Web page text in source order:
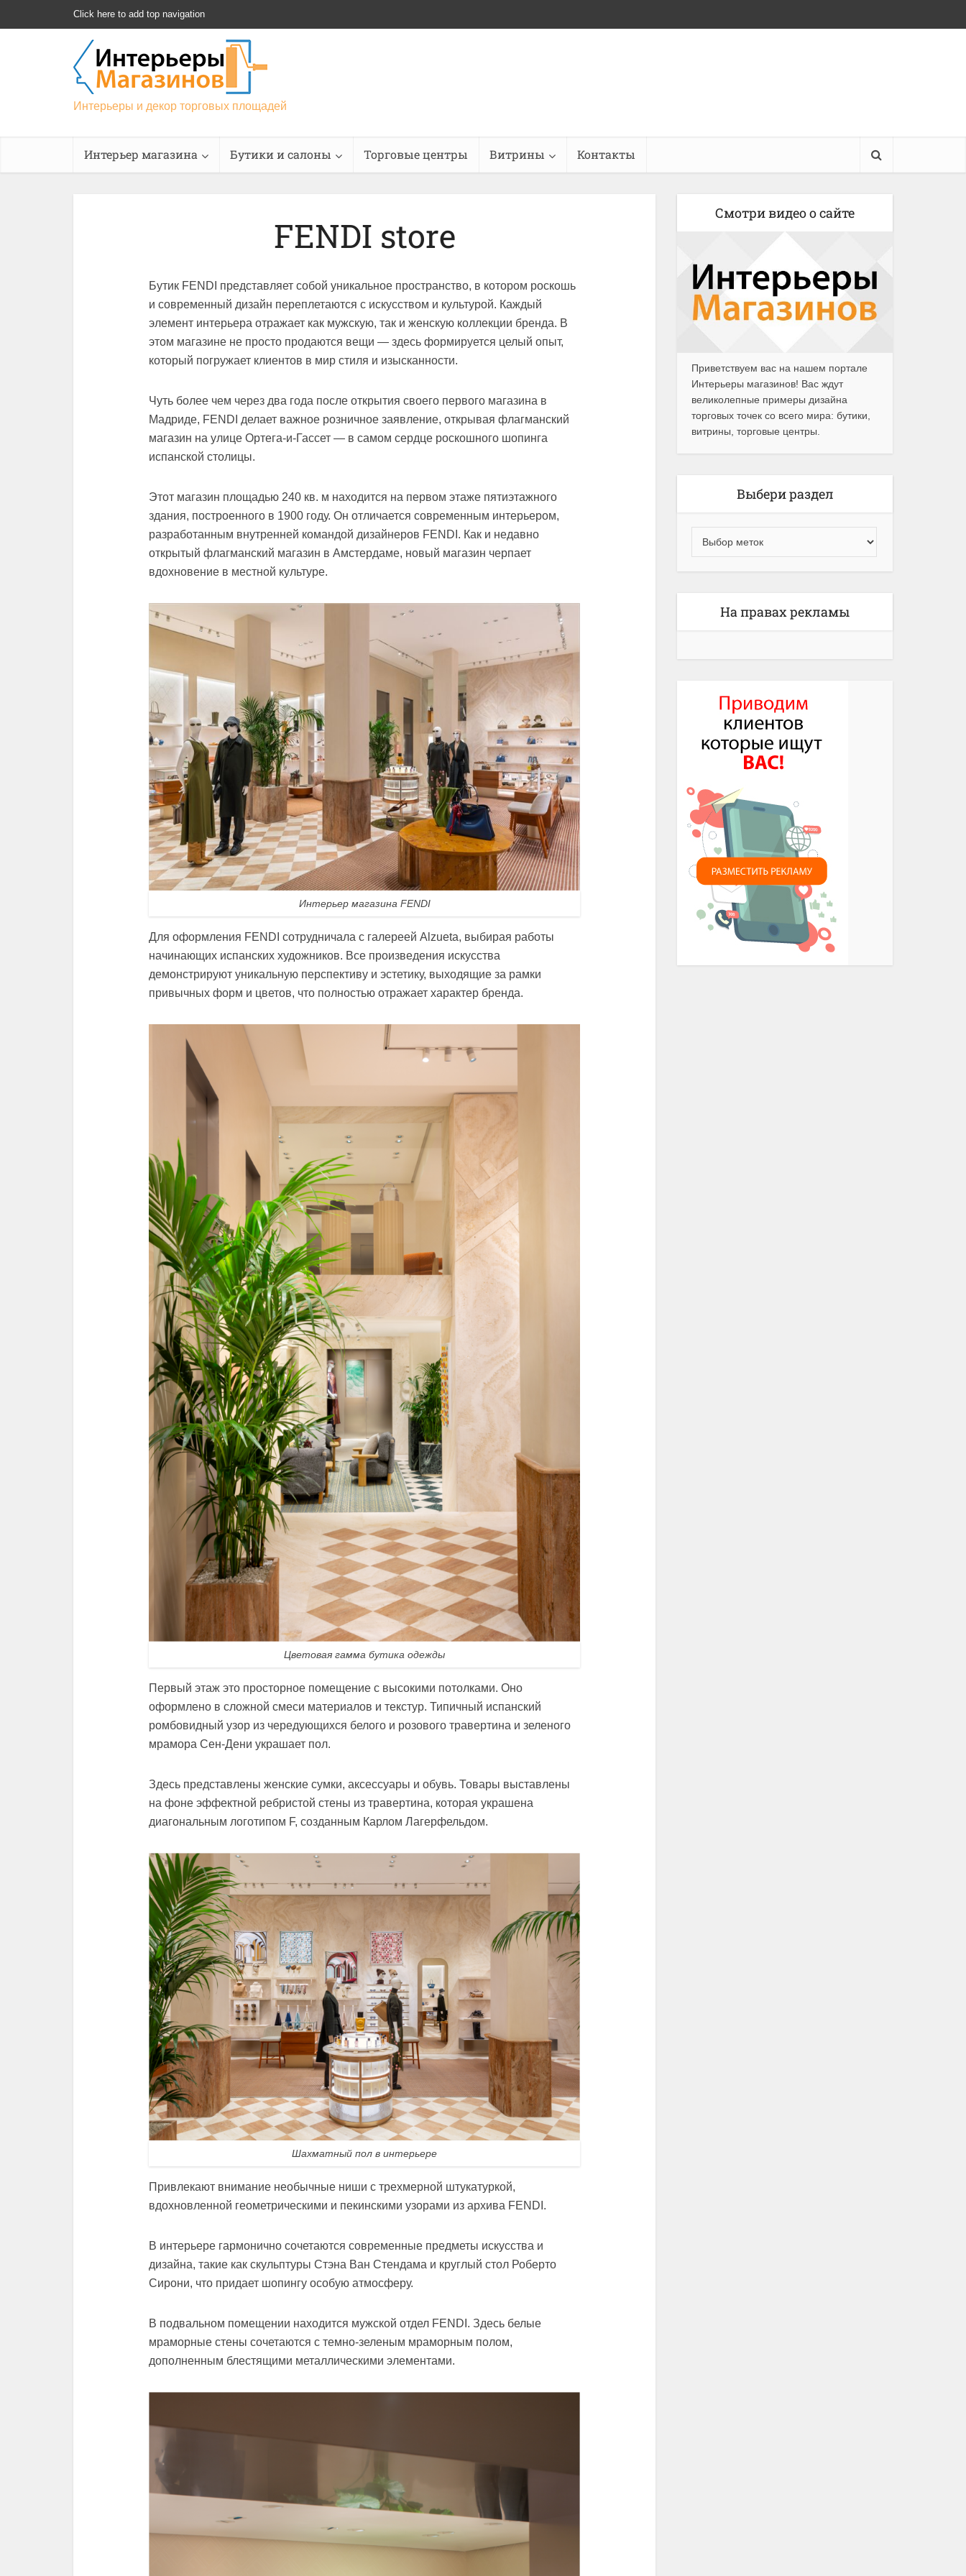
Click here to add top navigation
Интерьеры и декор торговых площадей
Интерьер магазина Бутики и салоны Торговые центры Витрины Контакты
FENDI store
Бутик FENDI представляет собой уникальное пространство, в котором роскошь
и современный дизайн переплетаются с искусством и культурой. Каждый
элемент интерьера отражает как мужскую, так и женскую коллекции бренда. В
этом магазине не просто продаются вещи — здесь формируется целый опыт,
который погружает клиентов в мир стиля и изысканности.
Чуть более чем через два года после открытия своего первого магазина в
Мадриде, FENDI делает важное розничное заявление, открывая флагманский
магазин на улице Ортега-и-Гассет — в самом сердце роскошного шопинга
испанской столицы.
Этот магазин площадью 240 кв. м находится на первом этаже пятиэтажного
здания, построенного в 1900 году. Он отличается современным интерьером,
разработанным внутренней командой дизайнеров FENDI. Как и недавно
открытый флагманский магазин в Амстердаме, новый магазин черпает
вдохновение в местной культуре.
Интерьер магазина FENDI
Для оформления FENDI сотрудничала с галереей Alzueta, выбирая работы
начинающих испанских художников. Все произведения искусства
демонстрируют уникальную перспективу и эстетику, выходящие за рамки
привычных форм и цветов, что полностью отражает характер бренда.
Цветовая гамма бутика одежды
Первый этаж это просторное помещение с высокими потолками. Оно
оформлено в сложной смеси материалов и текстур. Типичный испанский
ромбовидный узор из чередующихся белого и розового травертина и зеленого
мрамора Сен-Дени украшает пол.
Здесь представлены женские сумки, аксессуары и обувь. Товары выставлены
на фоне эффектной ребристой стены из травертина, которая украшена
диагональным логотипом F, созданным Карлом Лагерфельдом.
Шахматный пол в интерьере
Привлекают внимание необычные ниши с трехмерной штукатуркой,
вдохновленной геометрическими и пекинскими узорами из архива FENDI.
В интерьере гармонично сочетаются современные предметы искусства и
дизайна, такие как скульптуры Стэна Ван Стендама и круглый стол Роберто
Сирони, что придает шопингу особую атмосферу.
В подвальном помещении находится мужской отдел FENDI. Здесь белые
мраморные стены сочетаются с темно-зеленым мраморным полом,
дополненным блестящими металлическими элементами.
Смотри видео о сайте
Приветствуем вас на нашем портале
Интерьеры магазинов! Вас ждут
великолепные примеры дизайна
торговых точек со всего мира: бутики,
витрины, торговые центры.
Выбери раздел
На правах рекламы